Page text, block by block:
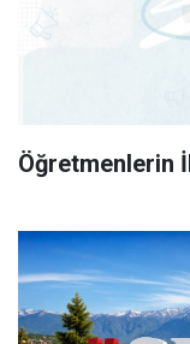
Öğretmenlerin